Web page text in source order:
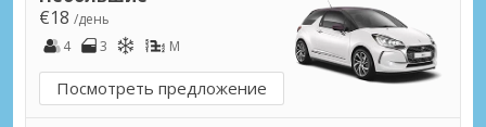
€18 /день
4
3 M
Посмотреть предложение